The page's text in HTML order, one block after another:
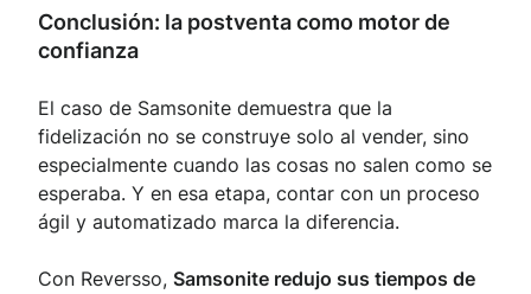
Conclusión: la postventa como motor de
confianza
El caso de Samsonite demuestra que la
fidelización no se construye solo al vender, sino
especialmente cuando las cosas no salen como se
esperaba. Y en esa etapa, contar con un proceso
ágil y automatizado marca la diferencia.
Con Reversso, Samsonite redujo sus tiempos de